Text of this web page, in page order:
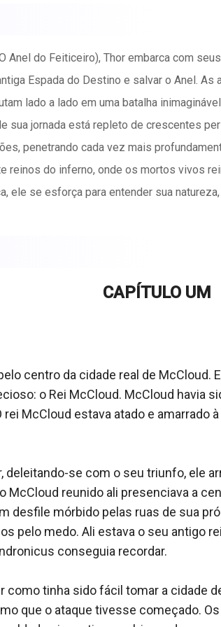
Anel do Feiticeiro), Thor embarca com
Espada do Destino e salvar o Anel.
lado a lado em uma batalha
sua jornada está repleto de crescentes
penetrando cada vez mais
reinos do inferno, onde os mortos vivos
ele se esforça para entender sua
de seu exército de milhões de homens.
e Godfrey estão ao seu lado,
vez mais fundo na loucura, tentando se
Godfrey, mais uma vez se
de sua família espera que ele seja.
coisas parecem não poder ficar ainda
sobreviverá ao Império? A Espada do
e maquinações políticas, sobre atingir
de feitiçaria. É uma fantasia que nos leva
CAPÍTULO UM